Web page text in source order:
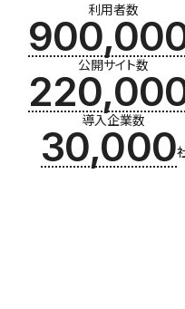
利用者数
公開サイト数
導入企業数
30,000